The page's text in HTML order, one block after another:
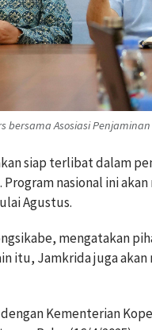
Asosiasi
siap terlibat dalam
nasional ini
Agustus.
mengatakan
itu, Jamkrida juga
Kementerian